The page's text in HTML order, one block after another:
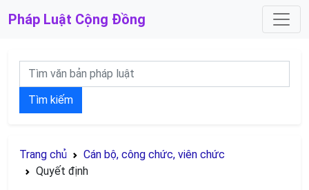
Pháp Luật Cộng Đồng
Tìm kiếm
Trang chủ
Cán bộ, công chức, viên chức
Quyết định